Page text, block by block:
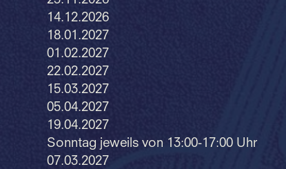
14.12.2026
18.01.2027
01.02.2027
22.02.2027
15.03.2027
05.04.2027
19.04.2027
Sonntag jeweils von 13:00-17:00 Uhr
07.03.2027